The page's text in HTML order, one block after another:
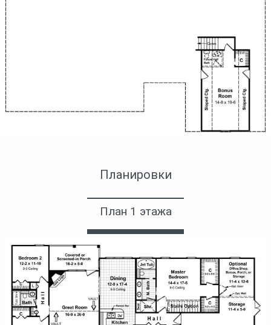
Планировки
План 1 этажа